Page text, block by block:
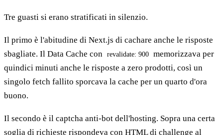
Tre guasti si erano stratificati in silenzio.
Il primo è l'abitudine di Next.js di cachare anche le risposte
sbagliate. Il Data Cache con revalidate: 900 memorizzava per
quindici minuti anche le risposte a zero prodotti, così un
singolo fetch fallito sporcava la cache per un quarto d'ora
buono.
Il secondo è il captcha anti-bot dell'hosting. Sopra una certa
soglia di richieste rispondeva con HTML di challenge al